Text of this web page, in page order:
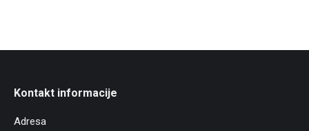
Kontakt informacije
Adresa